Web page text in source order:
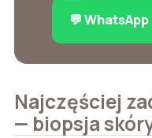
💬 WhatsApp
Najczęściej
— biopsja